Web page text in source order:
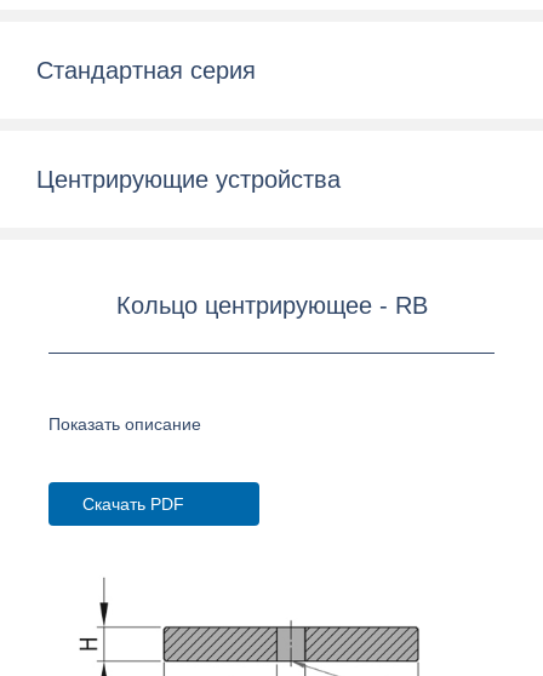
Стандартная серия
Центрирующие устройства
Кольцо центрирующее - RB
Показать описание
Скачать PDF